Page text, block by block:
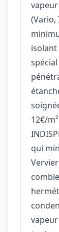
(Vario,
isolant
12€/
qui